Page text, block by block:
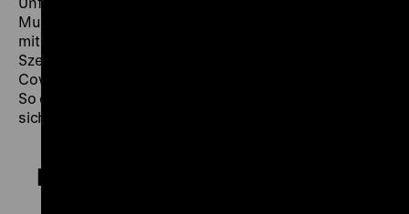
Mustang-Jagd. In einer beeindruckenden, von Monroe
mit einem Höchstmaß an Gefühl und Stärke gespielten
Szene rennt Roslyn dabei in die Wüste und brüllt die
Cowboys von weitem an: „Ihr seid drei tote Männer!“.
So deutliche Kritik an toxischer Männlichkeit findet
sich in keinem anderen ihrer Filme. (jz)
Misfits – Nicht gesellschaftsfähig